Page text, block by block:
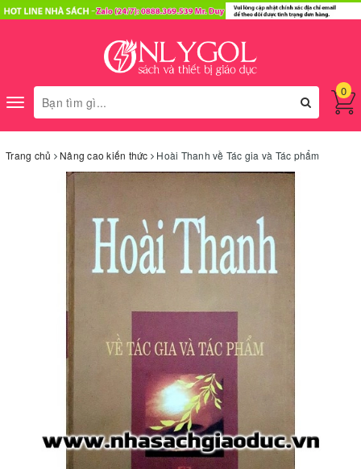
Toggle
navigation
0
Trang chủ Nâng cao kiến thức Hoài Thanh về Tác gia và Tác phẩm